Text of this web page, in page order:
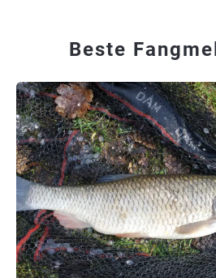
Beste